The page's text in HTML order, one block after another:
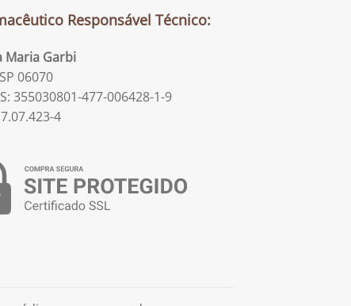
Responsável Técnico:
Maria Garbi
06070
355030801-477-006428-1-9
4